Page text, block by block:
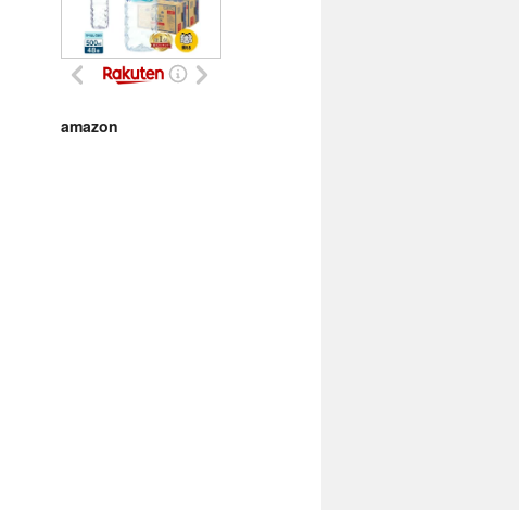
amazon